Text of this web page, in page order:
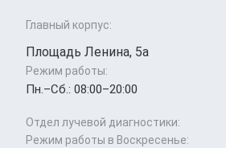
Главный корпус:
Площадь Ленина, 5а
Режим работы:
Пн.–Cб.: 08:00–20:00
Отдел лучевой диагностики:
Режим работы в Воскресенье: